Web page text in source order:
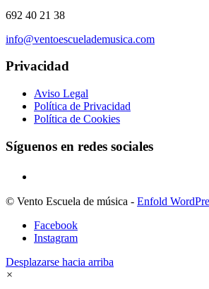
692 40 21 38
info@ventoescuelademusica.com
Privacidad
Aviso Legal
Política de Privacidad
Política de Cookies
Síguenos en redes sociales
© Vento Escuela de música - Enfold
Facebook
Instagram
Desplazarse hacia arriba
×